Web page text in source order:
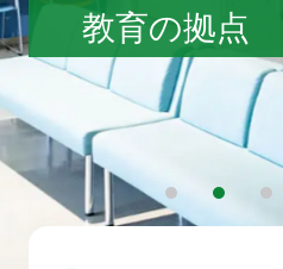
教育の拠点